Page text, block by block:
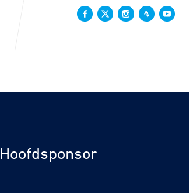
Hoofdsponsor